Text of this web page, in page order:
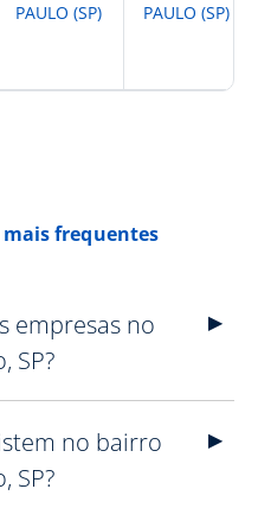
PAULO (SP)
PAULO (SP)
frequentes
empresas no
SP?
no bairro
SP?